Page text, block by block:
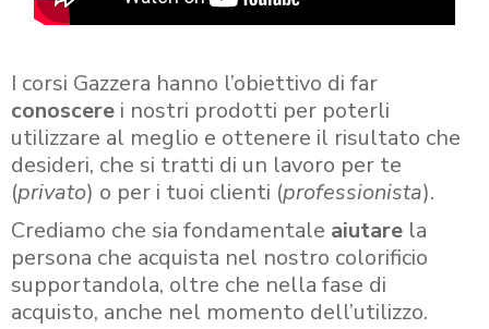
I corsi Gazzera hanno l’obiettivo di far
conoscere i nostri prodotti per poterli
utilizzare al meglio e ottenere il risultato che
desideri, che si tratti di un lavoro per te
(privato) o per i tuoi clienti (professionista).
Crediamo che sia fondamentale aiutare la
persona che acquista nel nostro colorificio
supportandola, oltre che nella fase di
acquisto, anche nel momento dell’utilizzo.